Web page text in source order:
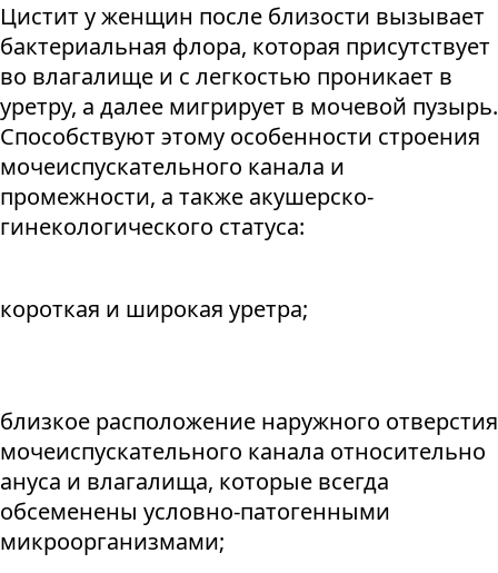
Цистит у женщин после близости вызывает
бактериальная флора, которая присутствует
во влагалище и с легкостью проникает в
уретру, а далее мигрирует в мочевой пузырь.
Способствуют этому особенности строения
мочеиспускательного канала и
промежности, а также акушерско-
гинекологического статуса:
короткая и широкая уретра;
близкое расположение наружного отверстия
мочеиспускательного канала относительно
ануса и влагалища, которые всегда
обсеменены условно-патогенными
микроорганизмами;